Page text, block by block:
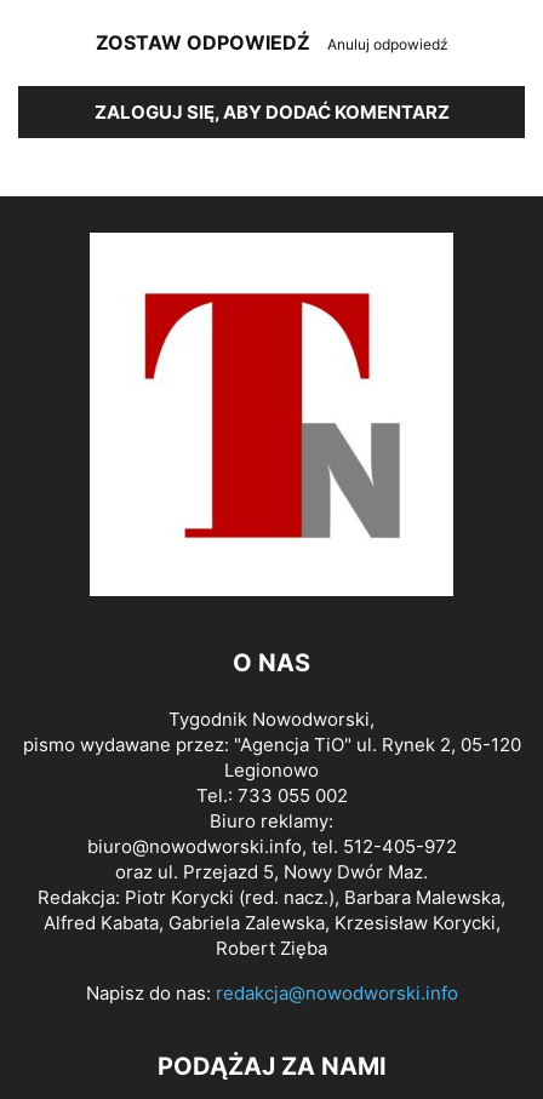
ZOSTAW ODPOWIEDŹ Anuluj odpowiedź
ZALOGUJ SIĘ, ABY DODAĆ KOMENTARZ
O NAS
Tygodnik Nowodworski,
pismo wydawane przez: "Agencja TiO" ul. Rynek 2, 05-120
Legionowo
Tel.: 733 055 002
Biuro reklamy:
biuro@nowodworski.info, tel. 512-405-972
oraz ul. Przejazd 5, Nowy Dwór Maz.
Redakcja: Piotr Korycki (red. nacz.), Barbara Malewska,
Alfred Kabata, Gabriela Zalewska, Krzesisław Korycki,
Robert Zięba
Napisz do nas: redakcja@nowodworski.info
PODĄŻAJ ZA NAMI